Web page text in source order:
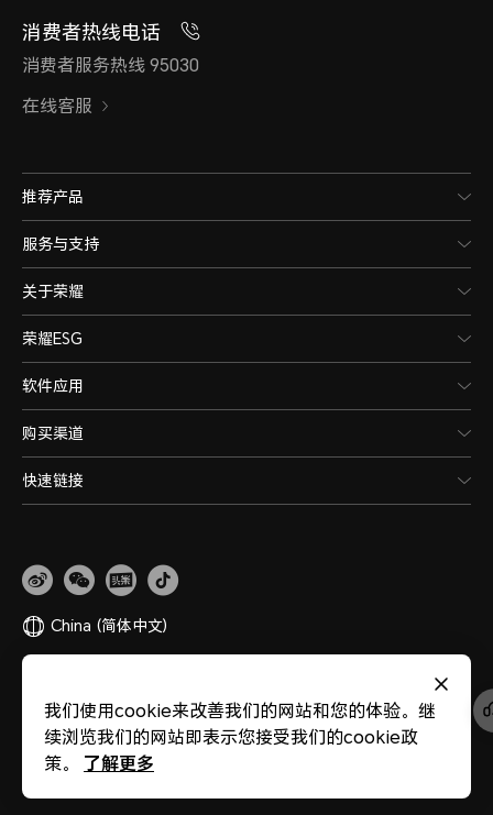
消费者热线电话
消费者服务热线 95030
在线客服
推荐产品
服务与支持
关于荣耀
荣耀ESG
软件应用
购买渠道
快速链接
China (简体中文)
版权所有 © 荣耀终端股份有限公司 2020-2026 保留一切权利。
44030002002883
粤ICP备20047157号
我们使用cookie来改善我们的网站和您的体验。继
续浏览我们的网站即表示您接受我们的cookie政
策。
了解更多